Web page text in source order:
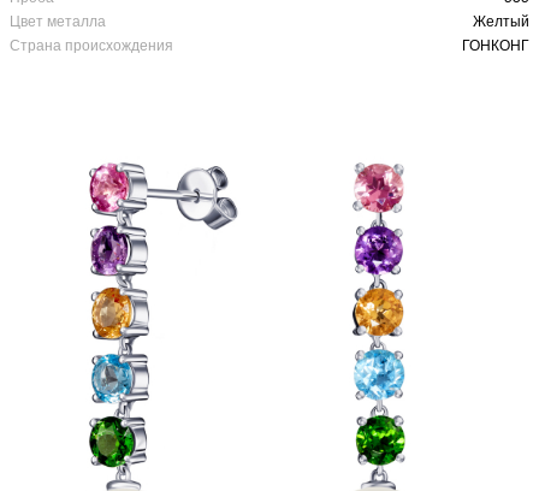
Цвет металла
Желтый
Страна происхождения
ГОНКОНГ